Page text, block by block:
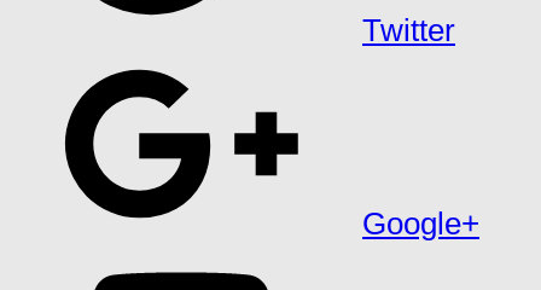
Twitter
Google+